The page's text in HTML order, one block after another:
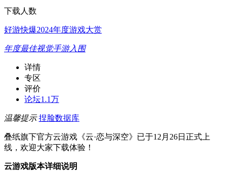
下载人数
好游快爆2024年度游戏大赏
年度最佳视觉手游入围
详情
专区
评价
论坛1.1万
温馨提示 捏脸数据库
叠纸旗下官方云游戏《云·恋与深空》已于12月26日正式上
线，欢迎大家下载体验！
云游戏版本详细说明